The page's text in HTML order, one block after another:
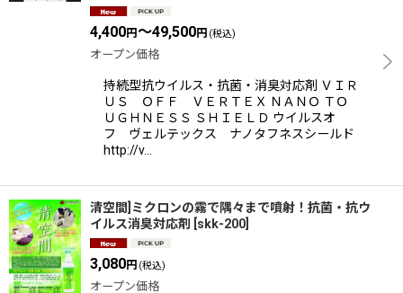
4,400円～49,500円 (税込)
オープン価格
持続型抗ウイルス・抗菌・消臭対応剤 ＶＩＲ
ＵＳ ＯＦＦ ＶＥＲＴＥＸ ＮＡＮＯ ＴＯ
ＵＧＨＮＥＳＳ ＳＨＩＥＬＤ ウイルスオ
フ ヴェルテックス ナノタフネスシールド
http://v…
清空間]ミクロンの霧で隅々まで噴射！抗菌・抗ウ
イルス消臭対応剤 [skk-200]
3,080円 (税込)
オープン価格